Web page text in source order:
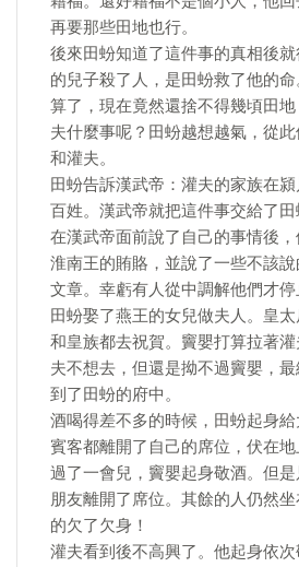
再要那些田地也行。
後來田蚡知道了這件事的真相後
的兒子殺了人，是田蚡救了他的
算了，現在竟然還捨不得幾頃田
夫什麼事呢？田蚡越想越氣，從
和灌夫。
田蚡告訴漢武帝：灌夫的家族在
百姓。漢武帝就把這件事交給了
在漢武帝面前說了自己的事情後
淮南王的賄賂，並說了一些不該
文章。幸虧有人從中調解他們才停
田蚡娶了燕王的女兒做夫人。皇
和皇族都去祝賀。竇嬰打算拉著
夫不想去，但還是拗不過竇嬰，
到了田蚡的府中。
酒喝得差不多的時候，田蚡起身
賓客都離開了自己的席位，伏在地
過了一會兒，竇嬰起身敬酒。但
朋友離開了席位。其餘的人仍然
的欠了欠身！
灌夫看到後不高興了。他起身依